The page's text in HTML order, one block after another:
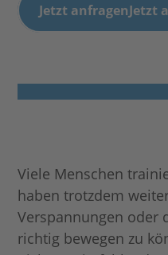
Jetzt anfragenJetzt
Viele Menschen
haben trotzdem
Verspannungen oder
richtig bewegen zu